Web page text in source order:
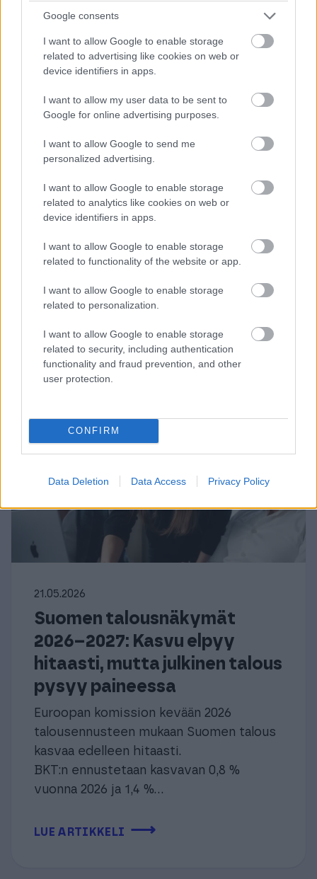
Google consents
I want to allow Google to enable storage
related to advertising like cookies on web or
device identifiers in apps.
I want to allow my user data to be sent to
Google for online advertising purposes.
I want to allow Google to send me
personalized advertising.
I want to allow Google to enable storage
related to analytics like cookies on web or
device identifiers in apps.
I want to allow Google to enable storage
related to functionality of the website or app.
I want to allow Google to enable storage
related to personalization.
I want to allow Google to enable storage
related to security, including authentication
functionality and fraud prevention, and other
user protection.
CONFIRM
Data Deletion Data Access Privacy Policy
Työsopimuslaki – tunnetko
työnantajan ja työntekijän
velvollisuudet ja oikeudet?
Jokaisen työnantajan ja työntekijän on
tärkeää tietää omat velvollisuutensa ja
oikeutensa ennen työsopimuksen
allekirjoittamista. Siksi työsopimuslain
keskeinen sisältö kannattaa tuntea....
LUE ARTIKKELI ⟶
21.05.2026
Suomen talousnäkymät
2026–2027: Kasvu elpyy
hitaasti, mutta julkinen talous
pysyy paineessa
Euroopan komission kevään 2026
talousennusteen mukaan Suomen talous
kasvaa edelleen hitaasti.
BKT:n ennustetaan kasvavan 0,8 %
vuonna 2026 ja 1,4 %...
LUE ARTIKKELI ⟶